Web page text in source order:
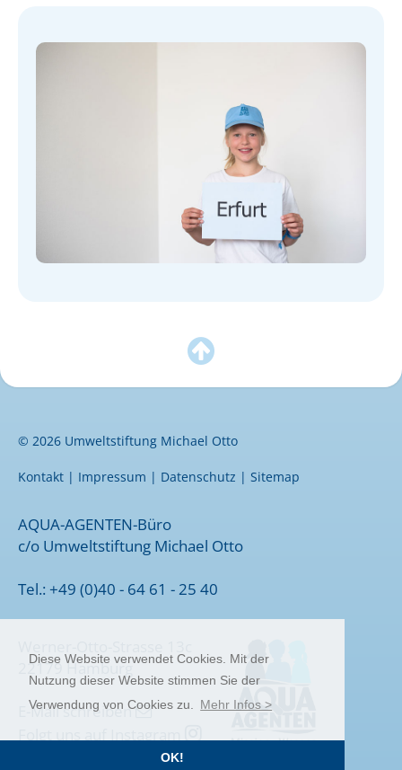
Diese Website verwendet Cookies. Mit der
Nutzung dieser Website stimmen Sie der
Verwendung von Cookies zu. Mehr Infos >
OK!

© 2026 Umweltstiftung Michael Otto
Kontakt | Impressum | Datenschutz | Sitemap
AQUA-AGENTEN-Büro
c/o Umweltstiftung Michael Otto
Tel.: +49 (0)40 - 64 61 - 25 40
22179 Hamburg
E-Mail schreiben